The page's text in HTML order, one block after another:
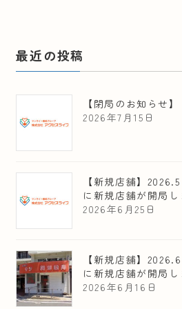
最近の投稿
【閉局のお知らせ】
2026年7月15日
【新規店舗】
に新規店舗が開局し
2026年6月25日
【新規店舗】
に新規店舗が開局し
2026年6月16日